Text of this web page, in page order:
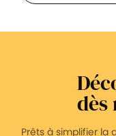
dès
Prêts à simplifier la